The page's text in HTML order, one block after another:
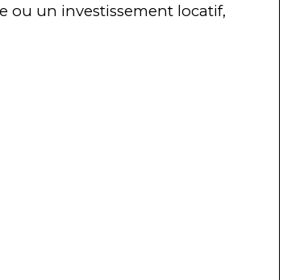
ou un investissement locatif,